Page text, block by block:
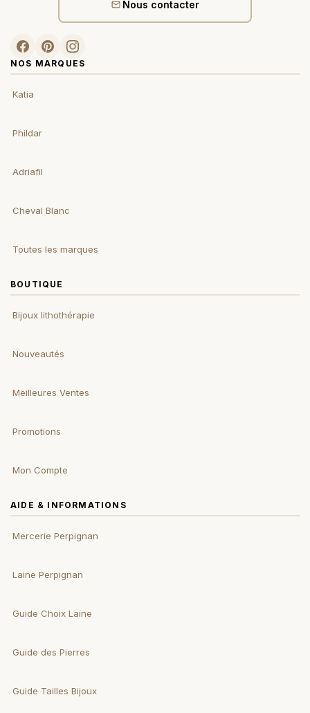
Nous contacter
NOS MARQUES
Katia
Phildar
Adriafil
Cheval Blanc
Toutes les marques
BOUTIQUE
Bijoux lithothérapie
Nouveautés
Meilleures Ventes
Promotions
Mon Compte
AIDE & INFORMATIONS
Mercerie Perpignan
Laine Perpignan
Guide Choix Laine
Guide des Pierres
Guide Tailles Bijoux